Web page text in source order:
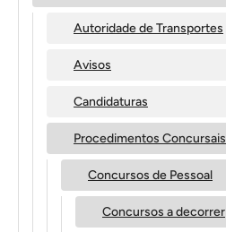
Autoridade de Transportes
Avisos
Candidaturas
Procedimentos Concursais
Concursos de Pessoal
Concursos a decorrer